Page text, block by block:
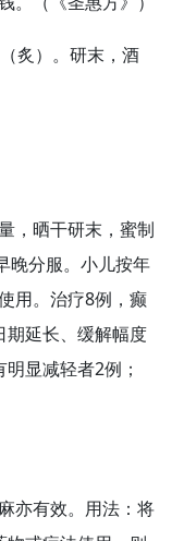
炙）。研末，酒
，晒干研末，蜜制
晚分服。小儿按年
用。治疗8例，癫
期延长、缓解幅度
显减轻者2例；
亦有效。用法：将